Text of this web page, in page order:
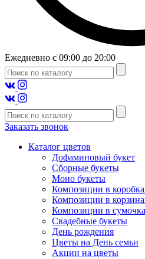
Ежедневно с 09:00 до 20:00
Заказать звонок
Каталог цветов
Дофаминовый букет
Сборные букеты
Моно букеты
Композиции в
Композиции в
Композиции в
Свадебные букеты
День рождения
Цветы на День семьи
Акции на цветы